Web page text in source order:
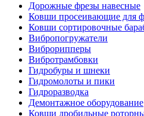
Дорожные фрезы навесные
Ковши просеивающие для
Ковши сортировочные
Вибропогружатели
Виброрипперы
Вибротрамбовки
Гидробуры и шнеки
Гидромолоты и пики
Гидроразводка
Демонтажное оборудование
Ковши дробильные